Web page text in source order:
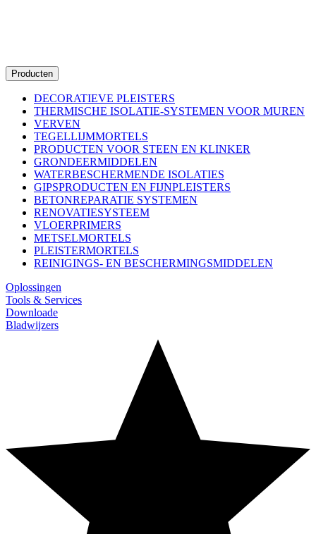
Producten
DECORATIEVE PLEISTERS
THERMISCHE ISOLATIE-SYSTEMEN VOOR MUREN
VERVEN
TEGELLIJMMORTELS
PRODUCTEN VOOR STEEN EN KLINKER
GRONDEERMIDDELEN
WATERBESCHERMENDE ISOLATIES
GIPSPRODUCTEN EN FIJNPLEISTERS
BETONREPARATIE SYSTEMEN
RENOVATIESYSTEEM
VLOERPRIMERS
METSELMORTELS
PLEISTERMORTELS
REINIGINGS- EN BESCHERMINGSMIDDELEN
Oplossingen
Tools & Services
Downloade
Bladwijzers